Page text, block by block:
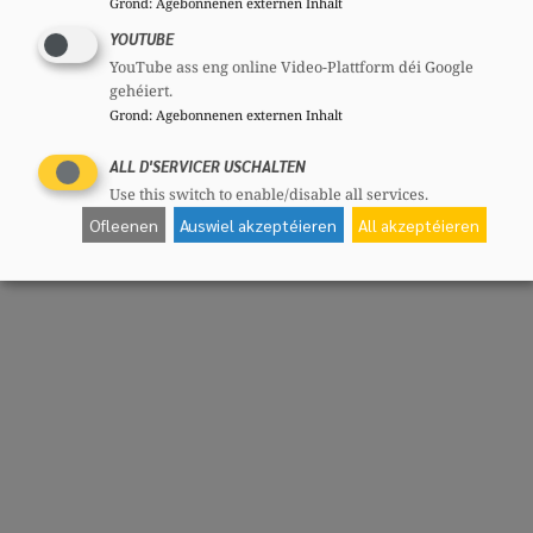
YOUTUBE
YouTube ass eng online Video-Plattform déi Google
gehéiert.
Grond: Agebonnenen externen Inhalt
ALL D'SERVICER USCHALTEN
Use this switch to enable/disable all services.
Ofleenen Auswiel akzeptéieren All akzeptéieren